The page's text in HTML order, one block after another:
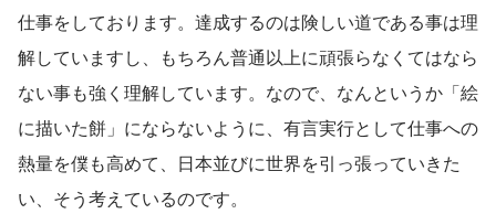
仕事をしております。達成するのは険しい道である事は理
解していますし、もちろん普通以上に頑張らなくてはなら
ない事も強く理解しています。なので、なんというか「絵
に描いた餅」にならないように、有言実行として仕事への
熱量を僕も高めて、日本並びに世界を引っ張っていきた
い、そう考えているのです。